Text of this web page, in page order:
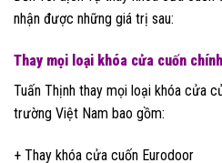
nhận được những giá trị sau:
Thay mọi loại khóa cửa cuốn
Tuấn Thịnh thay mọi loại khóa cửa
trường Việt Nam bao gồm:
+ Thay khóa cửa cuốn Eurodoor